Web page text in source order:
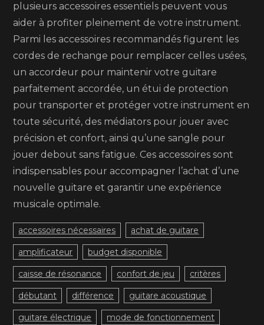
plusieurs accessoires essentiels peuvent vous
aider à profiter pleinement de votre instrument.
Parmi les accessoires recommandés figurent les
cordes de rechange pour remplacer celles usées,
un accordeur pour maintenir votre guitare
parfaitement accordée, un étui de protection
pour transporter et protéger votre instrument en
toute sécurité, des médiators pour jouer avec
précision et confort, ainsi qu’une sangle pour
jouer debout sans fatigue. Ces accessoires sont
indispensables pour accompagner l’achat d’une
nouvelle guitare et garantir une expérience
musicale optimale.
accessoires nécessaires achat de guitare
amplificateur budget disponible
caisse de résonance confort de jeu critères
débutant différence guitare acoustique
guitare électrique mode de fonctionnement